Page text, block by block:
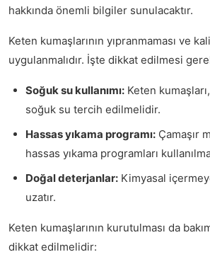
hakkında önemli bilgiler sunulacaktır.
Keten kumaşlarının yıpranmaması ve
uygulanmalıdır. İşte dikkat edilmesi
Soğuk su kullanımı: Keten
soğuk su tercih edilmelidir.
Hassas yıkama programı: Çamaşır
hassas yıkama programları
Doğal deterjanlar: Kimyasal
uzatır.
Keten kumaşlarının kurutulması da
dikkat edilmelidir: